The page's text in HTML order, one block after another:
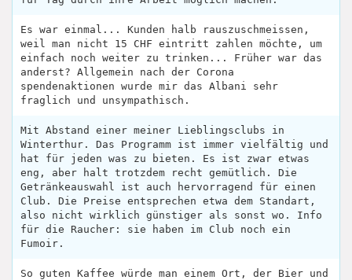
Es war einmal... Kunden halb rauszuschmeissen,
weil man nicht 15 CHF eintritt zahlen möchte, um
einfach noch weiter zu trinken... Früher war das
anderst? Allgemein nach der Corona
spendenaktionen wurde mir das Albani sehr
fraglich und unsympathisch.
Mit Abstand einer meiner Lieblingsclubs in
Winterthur. Das Programm ist immer vielfältig und
hat für jeden was zu bieten. Es ist zwar etwas
eng, aber halt trotzdem recht gemütlich. Die
Getränkeauswahl ist auch hervorragend für einen
Club. Die Preise entsprechen etwa dem Standart,
also nicht wirklich günstiger als sonst wo. Info
für die Raucher: sie haben im Club noch ein
Fumoir.
So guten Kaffee würde man einem Ort, der Bier und